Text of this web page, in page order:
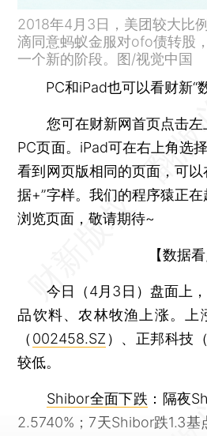
2018年4月3日，美团较大比
滴同意蚂蚁金服对ofo债转股
一个新的阶段。图/视觉中国
PC和iPad也可以看财新“数
您可在财新网首页点击左
PC页面。iPad可在右上角选
看到网页版相同的页面，可以
据+”字样。我们的程序猿正
浏览页面，敬请期待~
【数据看
今日（4月3日）盘面上，
品饮料、农林牧渔上涨。上
（ 002458.SZ ）、正邦科技（
较低。
Shibor全面下跌 ：隔夜
2.5740%；7天Shibor跌1.3基